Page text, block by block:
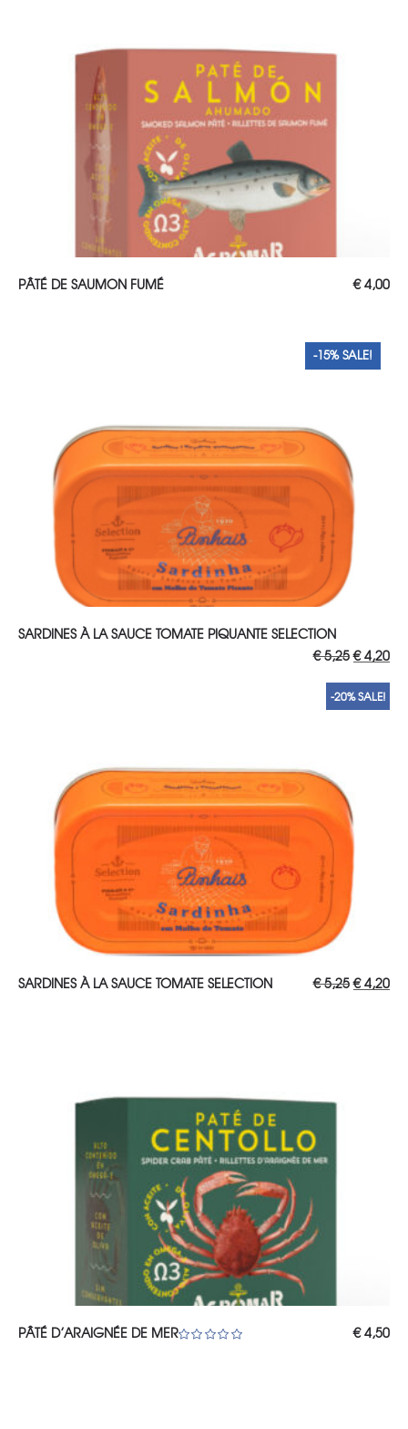
AJOUTER AU PANIER
PÂTÉ DE SAUMON FUMÉ €4,00
-15% SALE!
-15% SALE!
AJOUTER AU PANIER
SARDINES À LA SAUCE TOMATE PIQUANTE SELECTION
€5,25Le
prix
était :
€ 5,25.
€4,20Le
-20% SALE!
AJOUTER AU PANIER
SARDINES À LA SAUCE TOMATE SELECTION €5,25Le
prix
€4,20Le
AJOUTER AU PANIER
PÂTÉ D’ARAIGNÉE DE MER €4,50